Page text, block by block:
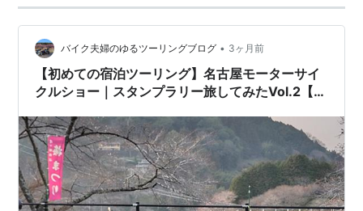
バイク夫婦のゆるツーリングブログ • 3ヶ月前
【初めての宿泊ツーリング】名古屋モーターサイ
クルショー｜スタンプラリー旅してみたVol.2【三